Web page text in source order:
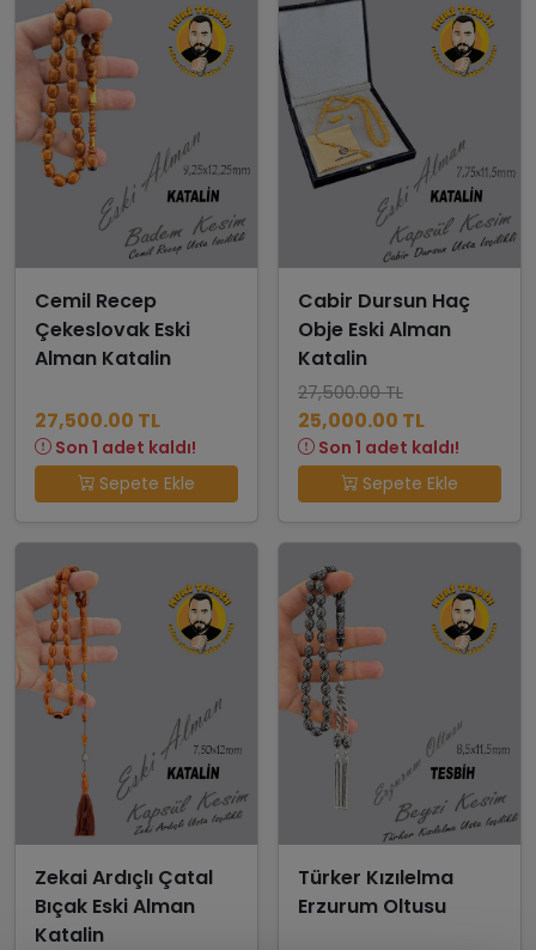
Cemil Recep
Çekeslovak Eski
Alman Katalin
27,500.00 TL
Son 1 adet kaldı!
Sepete Ekle
Cabir Dursun Haç
Obje Eski Alman
Katalin
27,500.00 TL
25,000.00 TL
Son 1 adet kaldı!
Sepete Ekle
Zekai Ardıçlı Çatal
Bıçak Eski Alman
Katalin
Türker Kızılelma
Erzurum Oltusu